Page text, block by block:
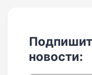
новости: